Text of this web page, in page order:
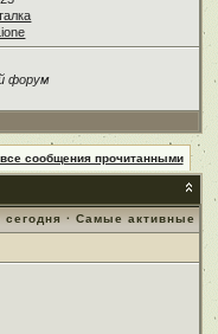
форум
сообщения прочитанными
·Самые активные